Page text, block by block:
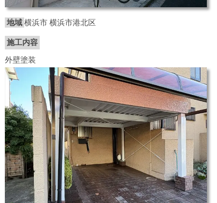
地域 横浜市 横浜市港北区
施工内容
外壁塗装